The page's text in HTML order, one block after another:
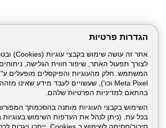
הגדרות פרטיות
לצורך תפעול האתר, שיפור חווית הגלישה,
בהתאם למדיניות הפרטיות שלהם.
השימוש בקבצי העוגיות מותנה בהסכמתך
בכל עת. (ניתן לנהל את העדפות השימוש
ניהול תכנים: